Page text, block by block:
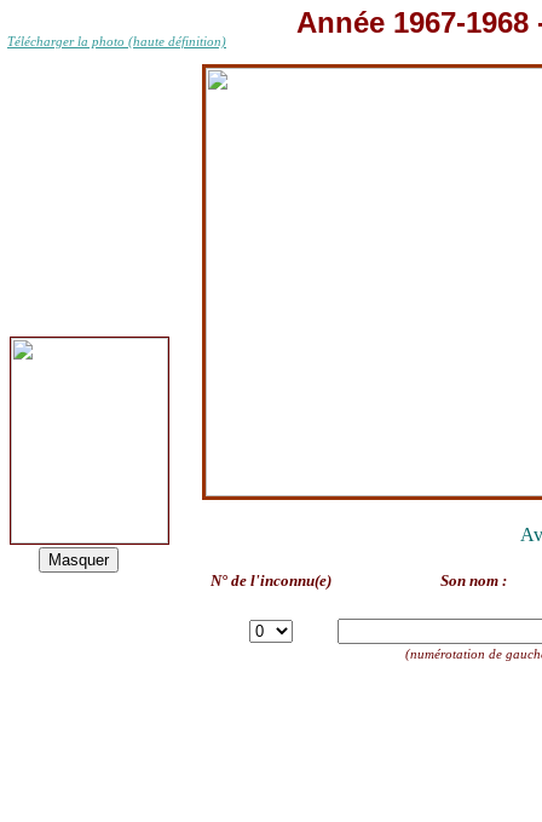
Télécharger la photo (haute définition)
Année 1967-
N° de l'inconnu(e) Son nom :
(numérotation de